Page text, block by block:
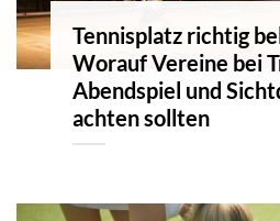
Tennisplatz richtig
Worauf Vereine bei
Abendspiel und
achten sollten